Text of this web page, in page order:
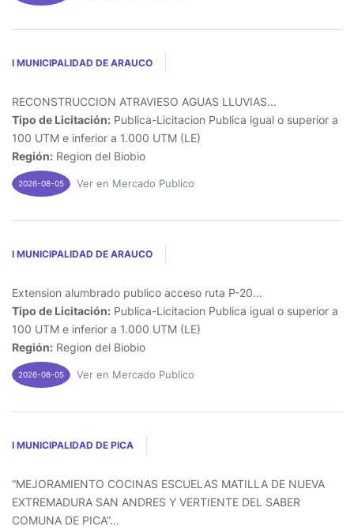
I MUNICIPALIDAD DE ARAUCO
RECONSTRUCCION ATRAVIESO AGUAS LLUVIAS...
Tipo de Licitación: Publica-Licitacion Publica igual o superior a
100 UTM e inferior a 1.000 UTM (LE)
Región: Region del Biobio
2026-08-05 Ver en Mercado Publico
I MUNICIPALIDAD DE ARAUCO
Extension alumbrado publico acceso ruta P-20...
Tipo de Licitación: Publica-Licitacion Publica igual o superior a
100 UTM e inferior a 1.000 UTM (LE)
Región: Region del Biobio
2026-08-05 Ver en Mercado Publico
I MUNICIPALIDAD DE PICA
“MEJORAMIENTO COCINAS ESCUELAS MATILLA DE NUEVA
EXTREMADURA SAN ANDRES Y VERTIENTE DEL SABER
COMUNA DE PICA”...